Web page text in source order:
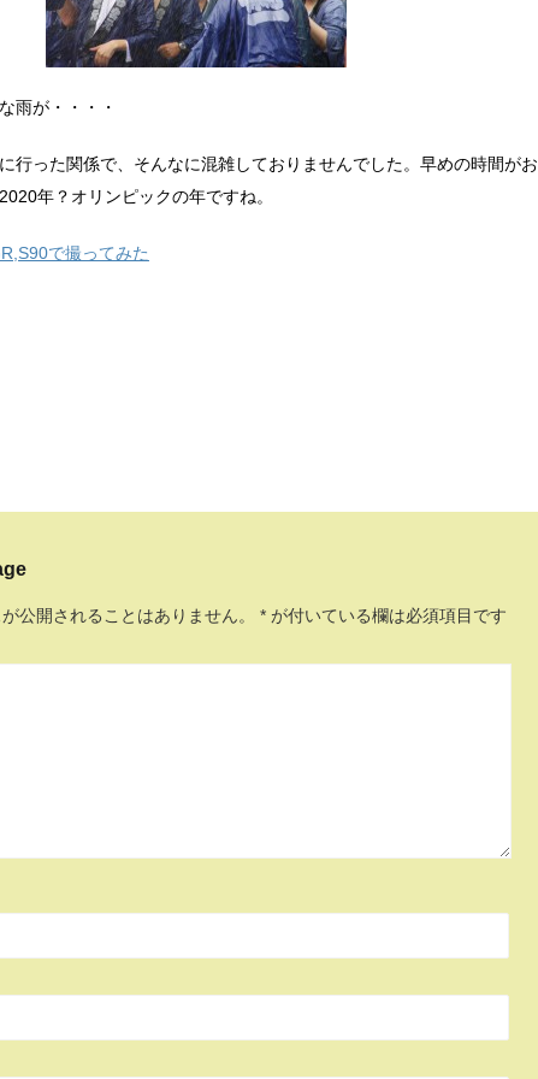
雨が・・・・
行った関係で、そんなに混雑しておりませんでした。早めの時間がお
年？オリンピックの年ですね。
で撮ってみた
公開されることはありません。 * が付いている欄は必須項目です